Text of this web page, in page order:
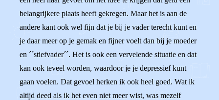
belangrijkere plaats heeft gekregen. Maar het is aan de
andere kant ook wel fijn dat je bij je vader terecht kunt en
je daar meer op je gemak en fijner voelt dan bij je moeder
en ´´stiefvader´´. Het is ook een vervelende situatie en dat
kan ook teveel worden, waardoor je je depressief kunt
gaan voelen. Dat gevoel herken ik ook heel goed. Wat ik
altijd deed als ik het even niet meer wist, was mezelf